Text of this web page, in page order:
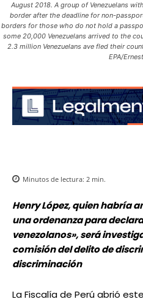
August 2018. A group of Venezuelans
border after the deadline for non-
borders for those who do not hold a
some 20,000 Venezuelans arrived to the
2.3 million Venezuelans ave fled their
EPA/
Minutos de lectura: 2 min.
Henry López, quien habría
una ordenanza para
venezolanos», será
comisión del delito de
discriminación
La Fiscalía de Perú abrió